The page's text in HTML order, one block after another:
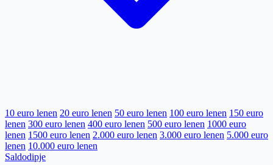
10 euro lenen 20 euro lenen 50 euro lenen 100 euro lenen 150 euro
lenen 300 euro lenen 400 euro lenen 500 euro lenen 1000 euro
lenen 1500 euro lenen 2.000 euro lenen 3.000 euro lenen 5.000 euro
lenen 10.000 euro lenen
Saldodipje